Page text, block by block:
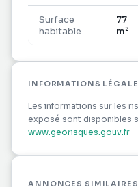
Le quartier est calme
varangue, vous aurez
les sms pour me
CURIEUX S'ABSTENIR
Surface
habitable
77
m²
INFORMATIONS
Les informations sur les
exposé sont disponibles
www.georisques.gouv.fr
ANNONCES SIMILAIRES